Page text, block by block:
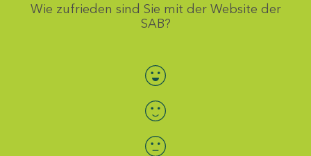
Wie zufrieden sind Sie mit der Website der
SAB?
Bewertung auswählen